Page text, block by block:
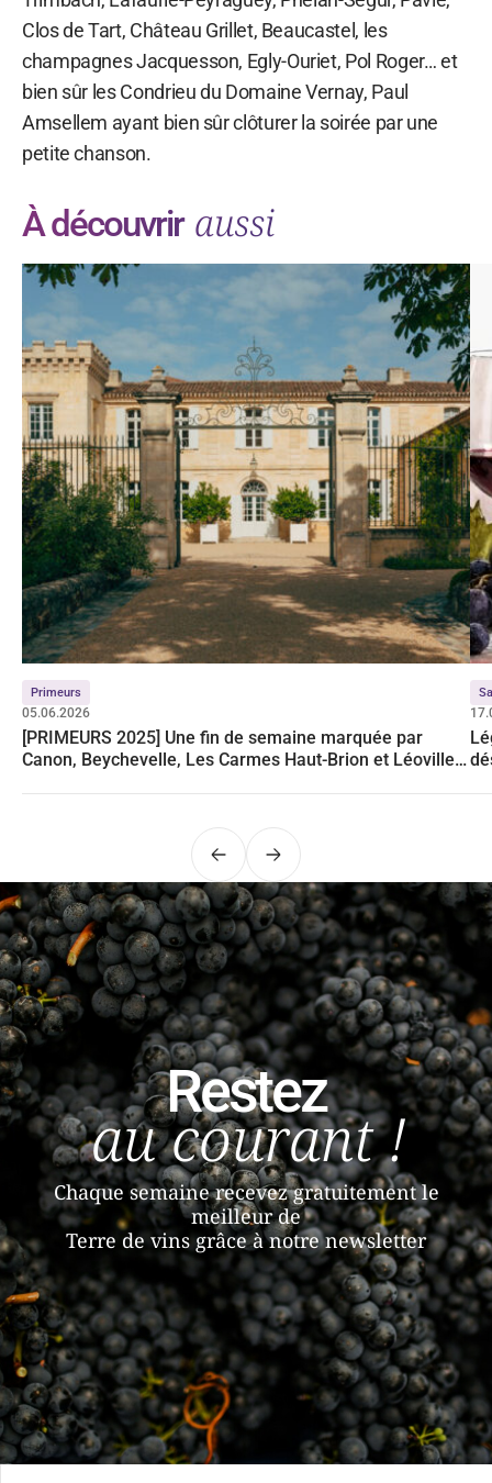
Clos de Tart, Château Grillet, Beaucastel, les
champagnes Jacquesson, Egly-Ouriet, Pol Roger… et
bien sûr les Condrieu du Domaine Vernay, Paul
Amsellem ayant bien sûr clôturer la soirée par une
petite chanson.
À découvrir aussi
Primeurs
05.06.2026
[PRIMEURS 2025] Une fin de semaine marquée par
Canon, Beychevelle, Les Carmes Haut-Brion et Léoville
PrécédentSuivant
Restez
au courant !
Chaque semaine recevez gratuitement le
meilleur de
Terre de vins grâce à notre newsletter